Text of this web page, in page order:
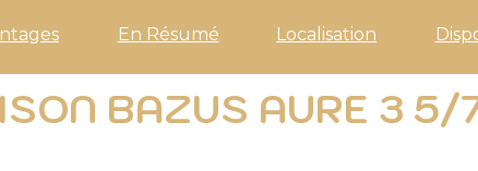
En Résumé Localisation
BAZUS AURE 3 5/